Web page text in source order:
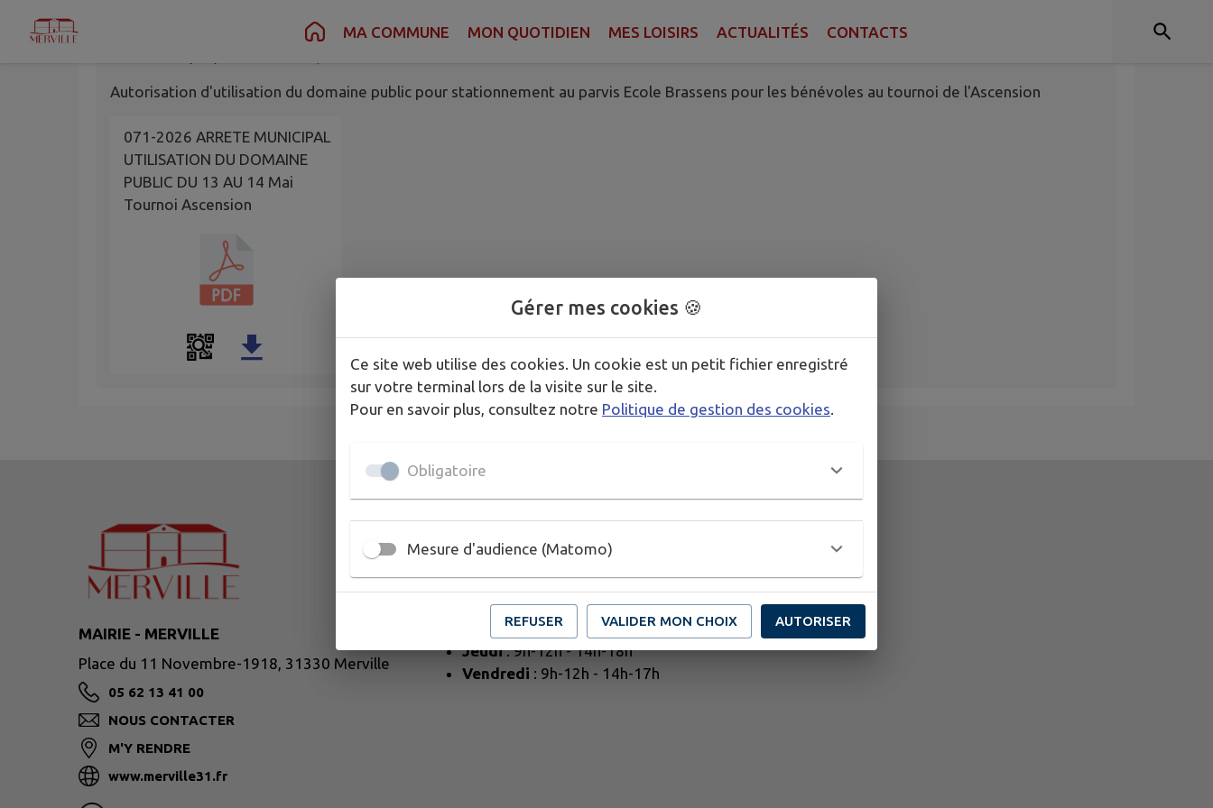
Contenu Pied de pageMA COMMUNE MON QUOTIDIEN MES LOISIRS ACTUALITÉS CONTACTS
Autorisation d'utilisation du domaine public pour stationnement au parvis Ecole Brassens pour les bénévoles au tournoi de l'Ascension
071-2026 ARRETE MUNICIPAL
UTILISATION DU DOMAINE
PUBLIC DU 13 AU 14 Mai
Tournoi Ascension
MAIRIE - MERVILLE
Place du 11 Novembre-1918, 31330 Merville
05 62 13 41 00
NOUS CONTACTER
M'Y RENDRE
www.merville31.fr
Horaires de la Mairie
Lundi: 9h-12h - 14h-18h
Mardi: 9h-19h en continu
Mercredi: 9h-12h - 14h-18h
Jeudi: 9h-12h - 14h-18h
Vendredi : 9h-12h - 14h-17h
Gérer mes cookies 🍪
Ce site web utilise des cookies. Un cookie est un petit fichier enregistré
sur votre terminal lors de la visite sur le site.
Pour en savoir plus, consultez notre Politique de gestion des cookies
Obligatoire
Mesure d'audience (Matomo)
REFUSER VALIDER MON CHOIX AUTORISER